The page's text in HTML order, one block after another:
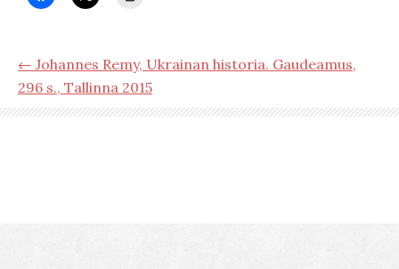
← Johannes Remy, Ukrainan historia. Gaudeamus,
296 s., Tallinna 2015